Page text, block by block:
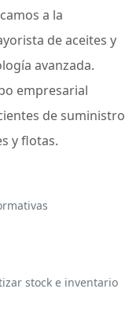
a la
de aceites y
avanzada.
empresarial
de suministro
y flotas.
stock e inventario